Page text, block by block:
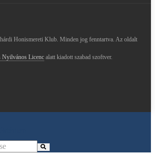
Honismereti Klub. Minden jog fenntartva. Az oldalt
Licenc alatt kiadott szabad szoftver.